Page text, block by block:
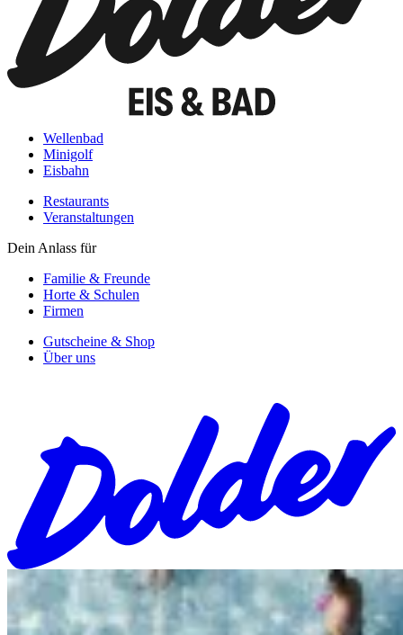
Wellenbad
Minigolf
Eisbahn
Restaurants
Veranstaltungen
Dein Anlass für
Familie & Freunde
Horte & Schulen
Firmen
Gutscheine & Shop
Über uns